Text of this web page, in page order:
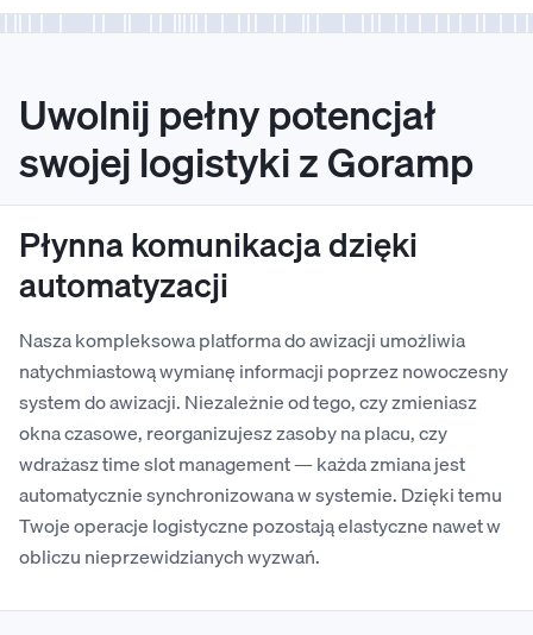
Uwolnij pełny potencjał
swojej logistyki z Goramp
Płynna komunikacja dzięki
automatyzacji
Nasza kompleksowa platforma do awizacji umożliwia
natychmiastową wymianę informacji poprzez nowoczesny
system do awizacji. Niezależnie od tego, czy zmieniasz
okna czasowe, reorganizujesz zasoby na placu, czy
wdrażasz time slot management — każda zmiana jest
automatycznie synchronizowana w systemie. Dzięki temu
Twoje operacje logistyczne pozostają elastyczne nawet w
obliczu nieprzewidzianych wyzwań.